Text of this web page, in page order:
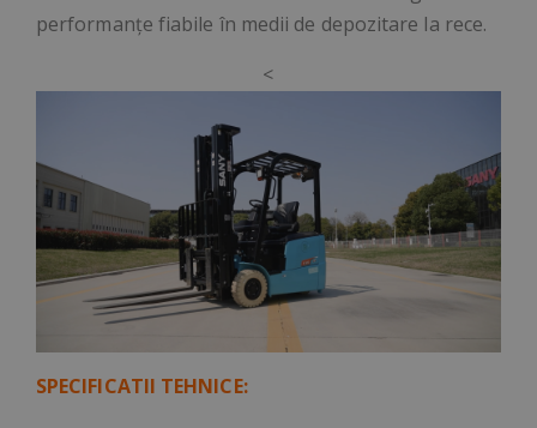
performanțe fiabile în medii de depozitare la rece.
<
SPECIFICATII TEHNICE: